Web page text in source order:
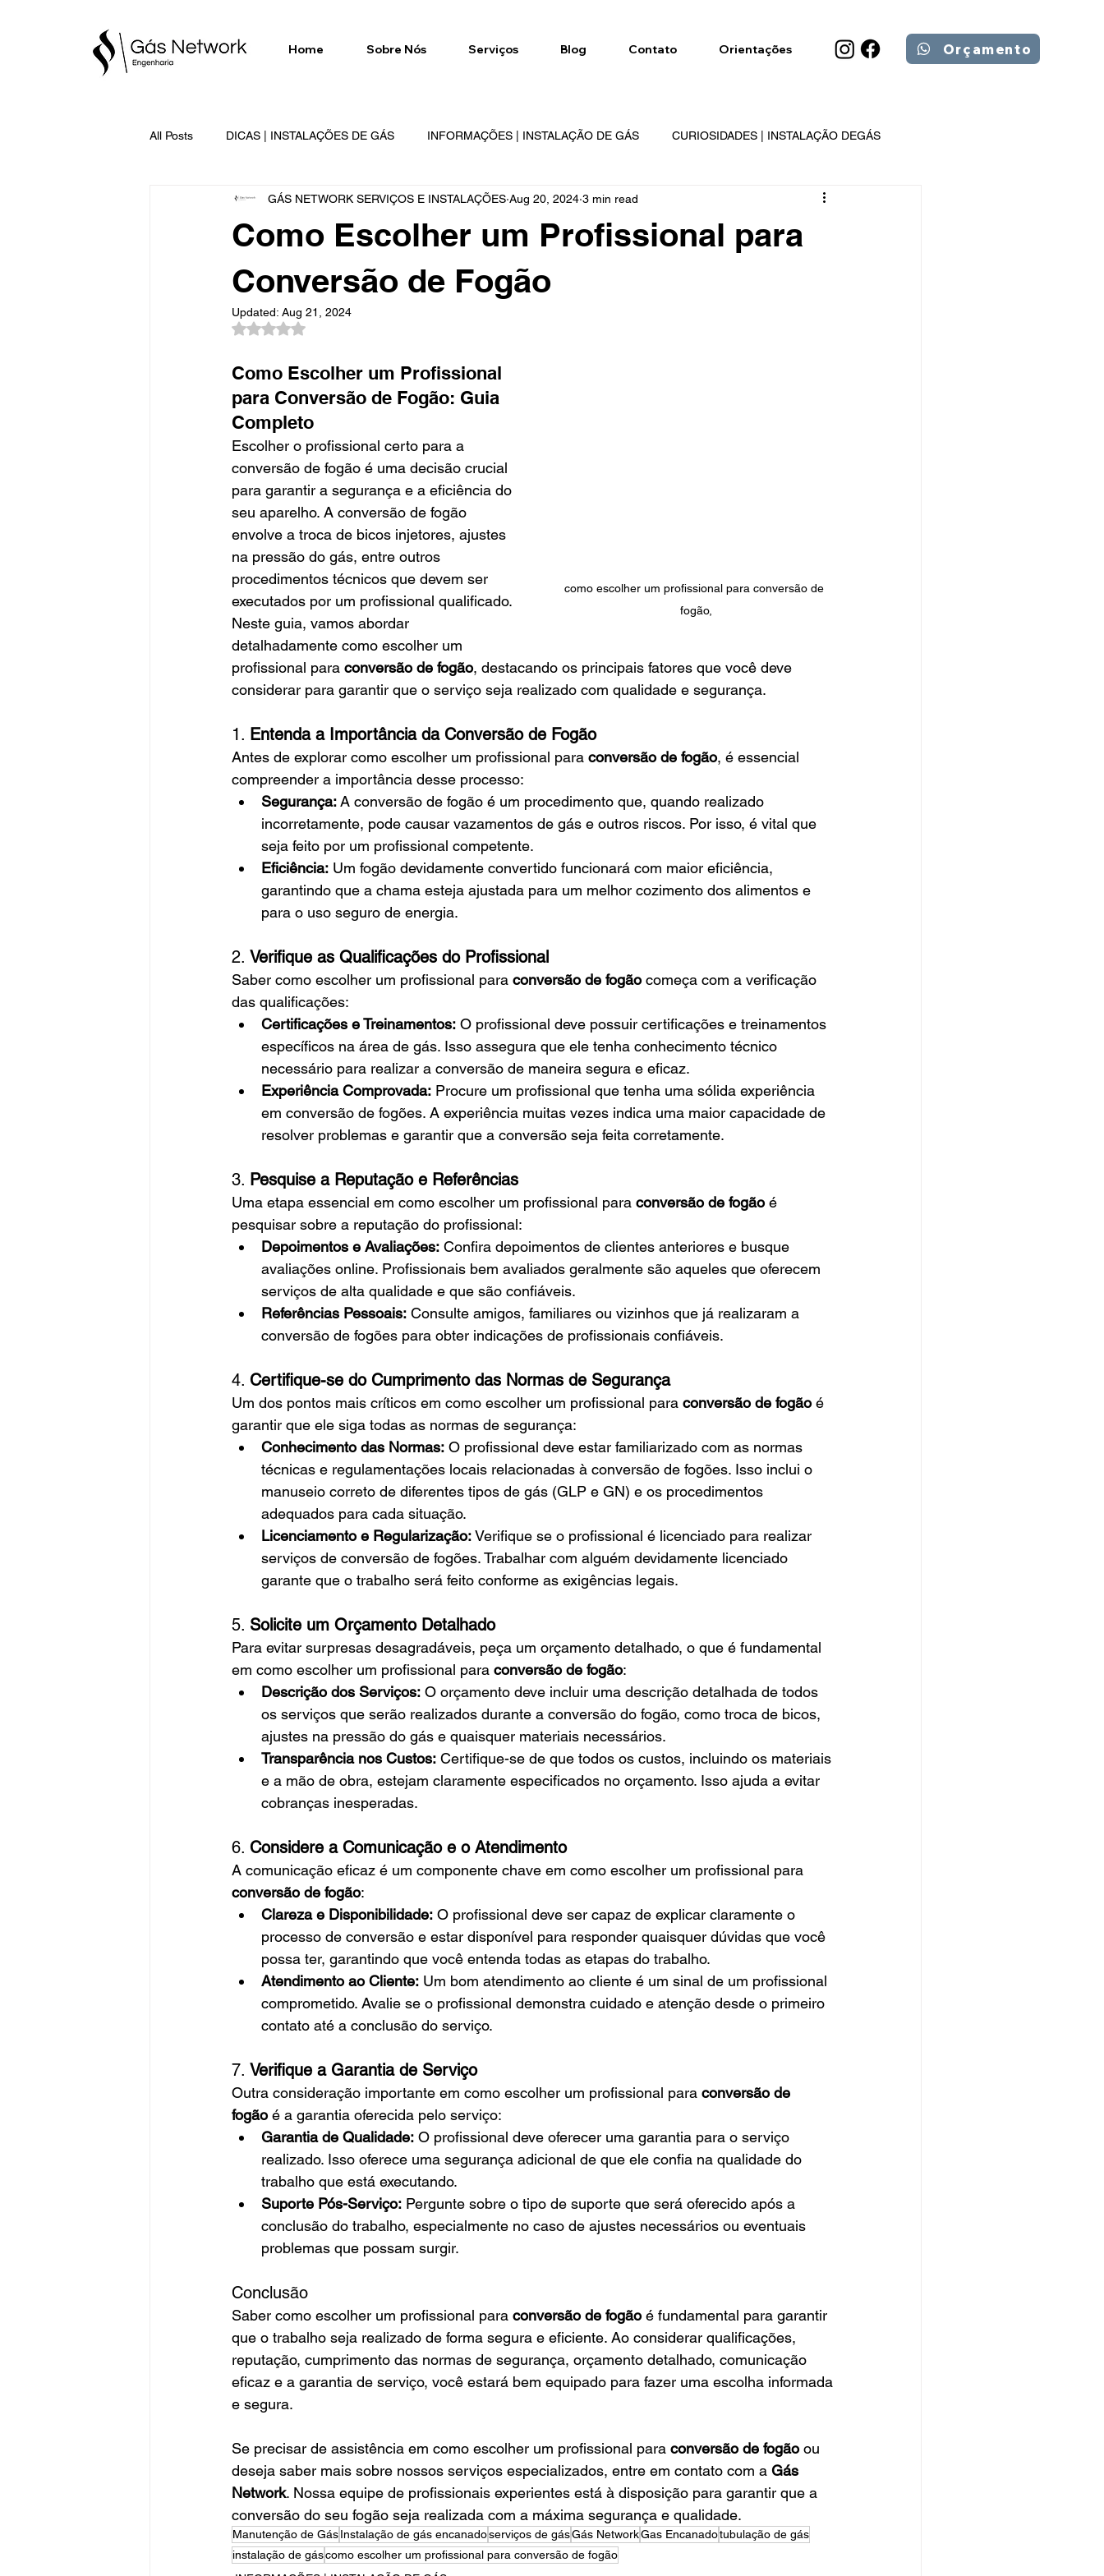
Home Sobre Nós Serviços Blog Contato Orientações Orçamento
All Posts DICAS | INSTALAÇÕES DE GÁS INFORMAÇÕES | INSTALAÇÃO DE GÁS CURIOSIDADES | INSTALAÇÃO DEGÁS
SERVIÇOS EXECUTADOS | GÁS NETWORK GÁS NETWORK REGIÕES DE ATENDIMENTO
Como Escolher um Profissional para
Conversão de Fogão
GÁS NETWORK SERVIÇOS E INSTALAÇÕES Aug 20, 2024 3 min read
Updated: Aug 21, 2024
Rated NaN out of 5 stars.
como escolher um profissional para conversão de
fogão,
Como Escolher um Profissional
para Conversão de Fogão: Guia
Completo
Escolher o profissional certo para a
conversão de fogão é uma decisão crucial
para garantir a segurança e a eficiência do
seu aparelho. A conversão de fogão
envolve a troca de bicos injetores, ajustes
na pressão do gás, entre outros
procedimentos técnicos que devem ser
executados por um profissional qualificado.
Neste guia, vamos abordar
detalhadamente como escolher um
profissional para conversão de fogão, destacando os principais fatores que você deve
considerar para garantir que o serviço seja realizado com qualidade e segurança.
1. Entenda a Importância da Conversão de Fogão
Antes de explorar como escolher um profissional para conversão de fogão, é essencial
compreender a importância desse processo:
Segurança: A conversão de fogão é um procedimento que, quando realizado
incorretamente, pode causar vazamentos de gás e outros riscos. Por isso, é vital que
seja feito por um profissional competente.
Eficiência: Um fogão devidamente convertido funcionará com maior eficiência,
garantindo que a chama esteja ajustada para um melhor cozimento dos alimentos e
para o uso seguro de energia.
2. Verifique as Qualificações do Profissional
Saber como escolher um profissional para conversão de fogão começa com a verificação
das qualificações:
Certificações e Treinamentos: O profissional deve possuir certificações e treinamentos
específicos na área de gás. Isso assegura que ele tenha conhecimento técnico
necessário para realizar a conversão de maneira segura e eficaz.
Experiência Comprovada: Procure um profissional que tenha uma sólida experiência
em conversão de fogões. A experiência muitas vezes indica uma maior capacidade de
resolver problemas e garantir que a conversão seja feita corretamente.
3. Pesquise a Reputação e Referências
Uma etapa essencial em como escolher um profissional para conversão de fogão é
pesquisar sobre a reputação do profissional:
Depoimentos e Avaliações: Confira depoimentos de clientes anteriores e busque
avaliações online. Profissionais bem avaliados geralmente são aqueles que oferecem
serviços de alta qualidade e que são confiáveis.
Referências Pessoais: Consulte amigos, familiares ou vizinhos que já realizaram a
conversão de fogões para obter indicações de profissionais confiáveis.
4. Certifique-se do Cumprimento das Normas de Segurança
Um dos pontos mais críticos em como escolher um profissional para conversão de fogão é
garantir que ele siga todas as normas de segurança:
Conhecimento das Normas: O profissional deve estar familiarizado com as normas
técnicas e regulamentações locais relacionadas à conversão de fogões. Isso inclui o
manuseio correto de diferentes tipos de gás (GLP e GN) e os procedimentos
adequados para cada situação.
Licenciamento e Regularização: Verifique se o profissional é licenciado para realizar
serviços de conversão de fogões. Trabalhar com alguém devidamente licenciado
garante que o trabalho será feito conforme as exigências legais.
5. Solicite um Orçamento Detalhado
Para evitar surpresas desagradáveis, peça um orçamento detalhado, o que é fundamental
em como escolher um profissional para conversão de fogão:
Descrição dos Serviços: O orçamento deve incluir uma descrição detalhada de todos
os serviços que serão realizados durante a conversão do fogão, como troca de bicos,
ajustes na pressão do gás e quaisquer materiais necessários.
Transparência nos Custos: Certifique-se de que todos os custos, incluindo os materiais
e a mão de obra, estejam claramente especificados no orçamento. Isso ajuda a evitar
cobranças inesperadas.
6. Considere a Comunicação e o Atendimento
A comunicação eficaz é um componente chave em como escolher um profissional para
conversão de fogão:
Clareza e Disponibilidade: O profissional deve ser capaz de explicar claramente o
processo de conversão e estar disponível para responder quaisquer dúvidas que você
possa ter, garantindo que você entenda todas as etapas do trabalho.
Atendimento ao Cliente: Um bom atendimento ao cliente é um sinal de um profissional
comprometido. Avalie se o profissional demonstra cuidado e atenção desde o primeiro
contato até a conclusão do serviço.
7. Verifique a Garantia de Serviço
Outra consideração importante em como escolher um profissional para conversão de
fogão é a garantia oferecida pelo serviço:
Garantia de Qualidade: O profissional deve oferecer uma garantia para o serviço
realizado. Isso oferece uma segurança adicional de que ele confia na qualidade do
trabalho que está executando.
Suporte Pós-Serviço: Pergunte sobre o tipo de suporte que será oferecido após a
conclusão do trabalho, especialmente no caso de ajustes necessários ou eventuais
problemas que possam surgir.
Conclusão
Saber como escolher um profissional para conversão de fogão é fundamental para garantir
que o trabalho seja realizado de forma segura e eficiente. Ao considerar qualificações,
reputação, cumprimento das normas de segurança, orçamento detalhado, comunicação
eficaz e a garantia de serviço, você estará bem equipado para fazer uma escolha informada
e segura.
Se precisar de assistência em como escolher um profissional para conversão de fogão ou
deseja saber mais sobre nossos serviços especializados, entre em contato com a Gás
Network. Nossa equipe de profissionais experientes está à disposição para garantir que a
conversão do seu fogão seja realizada com a máxima segurança e qualidade.
Manutenção de GásInstalação de gás encanadoserviços de gásGás NetworkGas Encanadotubulação de gás
instalação de gáscomo escolher um profissional para conversão de fogão